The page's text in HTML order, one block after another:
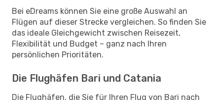
Bei eDreams können Sie eine große Auswahl an
Flügen auf dieser Strecke vergleichen. So finden Sie
das ideale Gleichgewicht zwischen Reisezeit,
Flexibilität und Budget – ganz nach Ihren
persönlichen Prioritäten.
Die Flughäfen Bari und Catania
Die Flughäfen, die Sie für Ihren Flug von Bari nach